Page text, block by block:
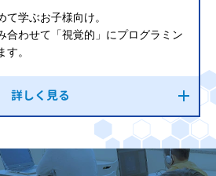
て学ぶお子様向け。
合わせて「視覚的」にプログラミン
。
詳しく見る